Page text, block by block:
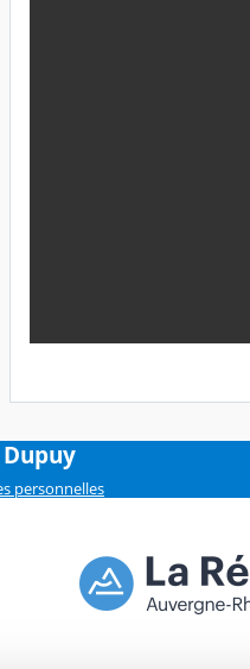
personnelles